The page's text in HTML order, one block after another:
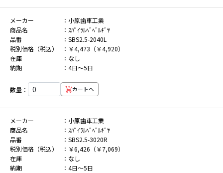
メーカー
小原歯車工業
商品名
ｽﾊﾟｲﾗﾙﾍﾞﾍﾞﾙｷﾞﾔ
品番
SBS2.5-2040L
税別価格（税込）
￥4,473（￥4,920）
在庫
なし
納期
4日～5日
数量： カートへ
メーカー
小原歯車工業
商品名
ｽﾊﾟｲﾗﾙﾍﾞﾍﾞﾙｷﾞﾔ
品番
SBS2.5-3020R
税別価格（税込）
￥6,426（￥7,069）
在庫
なし
納期
4日～5日